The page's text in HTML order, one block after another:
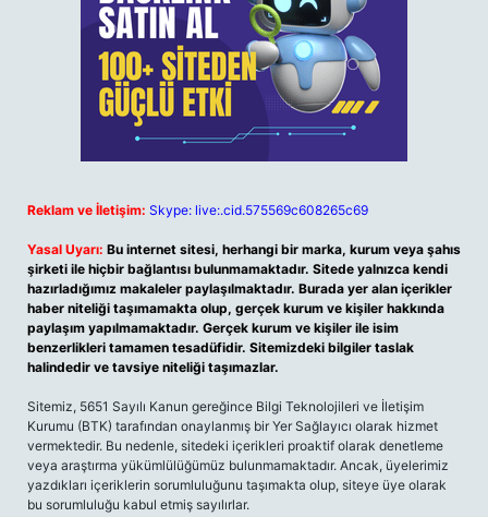
Reklam ve İletişim: Skype: live:.cid.575569c608265c69
Yasal Uyarı: Bu internet sitesi, herhangi bir marka, kurum veya şahıs
şirketi ile hiçbir bağlantısı bulunmamaktadır. Sitede yalnızca kendi
hazırladığımız makaleler paylaşılmaktadır. Burada yer alan içerikler
haber niteliği taşımamakta olup, gerçek kurum ve kişiler hakkında
paylaşım yapılmamaktadır. Gerçek kurum ve kişiler ile isim
benzerlikleri tamamen tesadüfidir. Sitemizdeki bilgiler taslak
halindedir ve tavsiye niteliği taşımazlar.
Sitemiz, 5651 Sayılı Kanun gereğince Bilgi Teknolojileri ve İletişim
Kurumu (BTK) tarafından onaylanmış bir Yer Sağlayıcı olarak hizmet
vermektedir. Bu nedenle, sitedeki içerikleri proaktif olarak denetleme
veya araştırma yükümlülüğümüz bulunmamaktadır. Ancak, üyelerimiz
yazdıkları içeriklerin sorumluluğunu taşımakta olup, siteye üye olarak
bu sorumluluğu kabul etmiş sayılırlar.